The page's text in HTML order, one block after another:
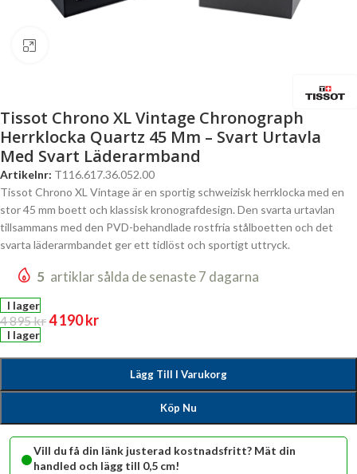
Tissot Chrono XL Vintage Chronograph
Herrklocka Quartz 45 Mm – Svart Urtavla
Med Svart Läderarmband
Artikelnr: T116.617.36.052.00
Tissot Chrono XL Vintage är en sportig schweizisk herrklocka med en
stor 45 mm boett och klassisk kronografdesign. Den svarta urtavlan
tillsammans med den PVD-behandlade rostfria stålboetten och det
svarta läderarmbandet ger ett tidlöst och sportigt uttryck.
5 artiklar sålda de senaste 7 dagarna
I lager
4 895kr4 190kr
I lager
Lägg Till I Varukorg
Köp Nu
•Vill du få din länk justerad kostnadsfritt? Mät din
handled och lägg till 0,5 cm!